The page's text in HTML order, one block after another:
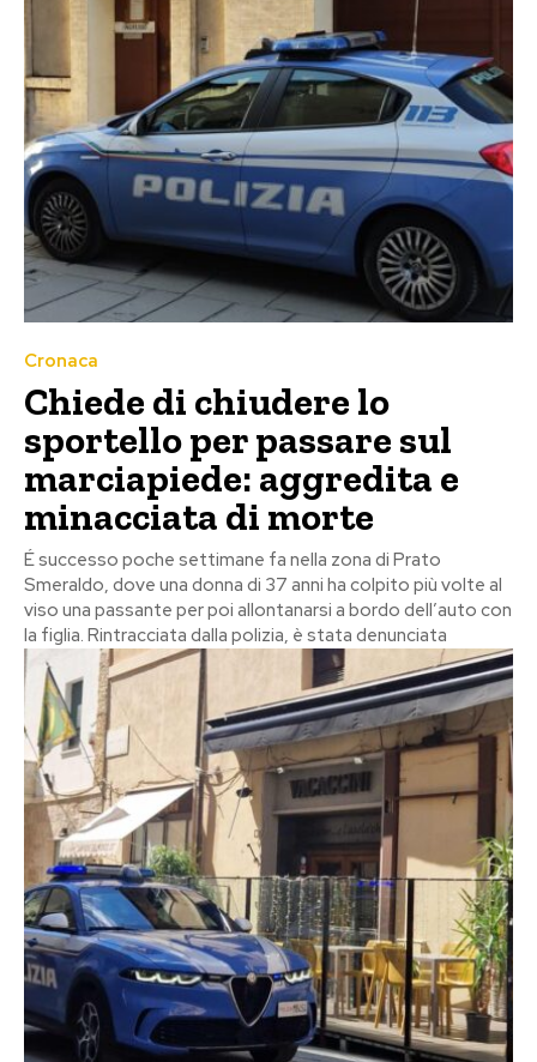
Cronaca
Chiede di chiudere lo
sportello per passare sul
marciapiede: aggredita e
minacciata di morte
É successo poche settimane fa nella zona di Prato
Smeraldo, dove una donna di 37 anni ha colpito più volte al
viso una passante per poi allontanarsi a bordo dell’auto con
la figlia. Rintracciata dalla polizia, è stata denunciata